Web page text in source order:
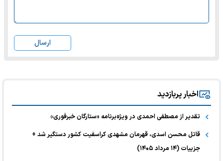
ارسال
اخبار پربازدید
تقدیر از مصطفی احمدی در ویژه‌برنامه «ستارگان خبرفوری»
قاتل محسن اسدی، قهرمان مشهدی کراسفیت کشور دستگیر شد +
جزییات (۱۴ مرداد ۱۴۰۵)